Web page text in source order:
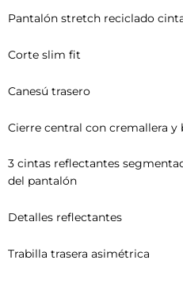
Pantalón stretch reciclado
Corte slim fit
Canesú trasero
Cierre central con cremallera y
3 cintas reflectantes
del pantalón
Detalles reflectantes
Trabilla trasera asimétrica